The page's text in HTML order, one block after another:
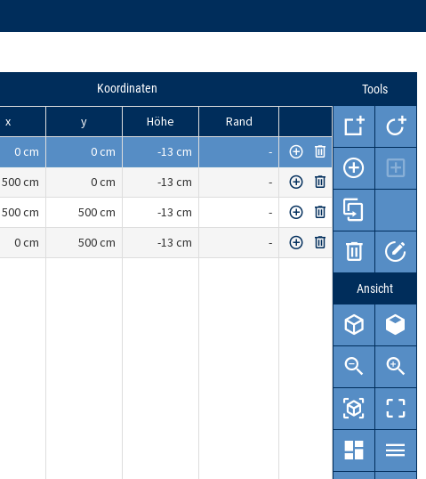
Koordinaten
x y Höhe
Rand
0 cm 0 cm -13 cm
-
500 cm 0 cm -13 cm
-
500 cm 500 cm -13 cm
-
0 cm 500 cm -13 cm -
Tools
Ansicht